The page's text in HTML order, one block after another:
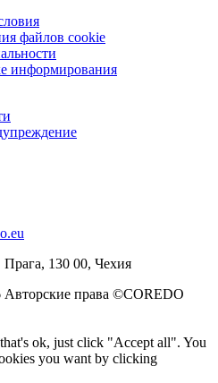
файлов cookie
информирования
130 00, Чехия
Авторские права ©COREDO
ok, just click "Accept all". You
you want by clicking